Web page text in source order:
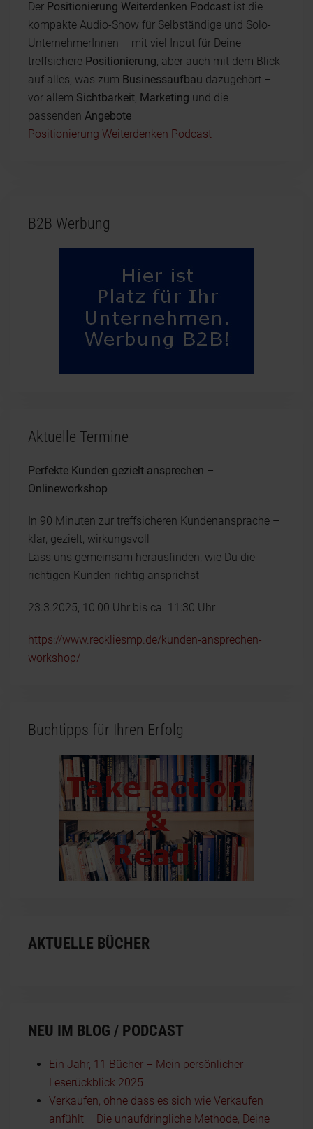
Der Positionierung Weiterdenken Podcast ist die
kompakte Audio-Show für Selbständige und Solo-
UnternehmerInnen – mit viel Input für Deine
treffsichere Positionierung , aber auch mit dem Blick
auf alles, was zum Businessaufbau dazugehört –
vor allem Sichtbarkeit Marketing und die
passenden Angebote
Positionierung Weiterdenken Podcast
B2B Werbung
Aktuelle Termine
Perfekte Kunden gezielt ansprechen –
Onlineworkshop
In 90 Minuten zur treffsicheren Kundenansprache –
klar, gezielt, wirkungsvoll
Lass uns gemeinsam herausfinden, wie Du die
richtigen Kunden richtig ansprichst
23.3.2025, 10:00 Uhr bis ca. 11:30 Uhr
https://www.reckliesmp.de/kunden-ansprechen-
workshop/
Buchtipps für Ihren Erfolg
AKTUELLE BÜCHER
NEU IM BLOG / PODCAST
Ein Jahr, 11 Bücher – Mein persönlicher
Leserückblick 2025
Verkaufen, ohne dass es sich wie Verkaufen
anfühlt – Die unaufdringliche Methode, Deine